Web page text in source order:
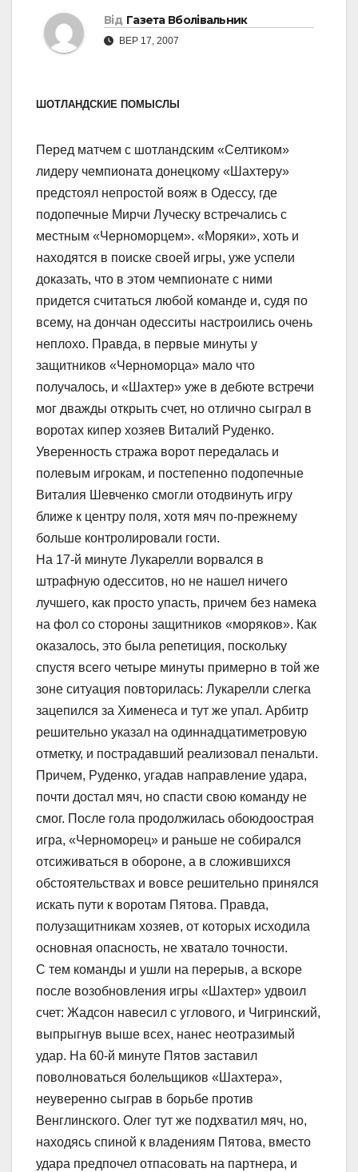
Від Газета Вболівальник
ВЕР 17, 2007
ШОТЛАНДСКИЕ ПОМЫСЛЫ
Перед матчем с шотландским «Селтиком»
лидеру чемпионата донецкому «Шахтеру»
предстоял непростой вояж в Одессу, где
подопечные Мирчи Луческу встречались с
местным «Черноморцем». «Моряки», хоть и
находятся в поиске своей игры, уже успели
доказать, что в этом чемпионате с ними
придется считаться любой команде и, судя по
всему, на дончан одесситы настроились очень
неплохо. Правда, в первые минуты у
защитников «Черноморца» мало что
получалось, и «Шахтер» уже в дебюте встречи
мог дважды открыть счет, но отлично сыграл в
воротах кипер хозяев Виталий Руденко.
Уверенность стража ворот передалась и
полевым игрокам, и постепенно подопечные
Виталия Шевченко смогли отодвинуть игру
ближе к центру поля, хотя мяч по-прежнему
больше контролировали гости.
На 17-й минуте Лукарелли ворвался в
штрафную одесситов, но не нашел ничего
лучшего, как просто упасть, причем без намека
на фол со стороны защитников «моряков». Как
оказалось, это была репетиция, поскольку
спустя всего четыре минуты примерно в той же
зоне ситуация повторилась: Лукарелли слегка
зацепился за Хименеса и тут же упал. Арбитр
решительно указал на одиннадцатиметровую
отметку, и пострадавший реализовал пенальти.
Причем, Руденко, угадав направление удара,
почти достал мяч, но спасти свою команду не
смог. После гола продолжилась обоюдоострая
игра, «Черноморец» и раньше не собирался
отсиживаться в обороне, а в сложившихся
обстоятельствах и вовсе решительно принялся
искать пути к воротам Пятова. Правда,
полузащитникам хозяев, от которых исходила
основная опасность, не хватало точности.
С тем команды и ушли на перерыв, а вскоре
после возобновления игры «Шахтер» удвоил
счет: Жадсон навесил с углового, и Чигринский,
выпрыгнув выше всех, нанес неотразимый
удар. На 60-й минуте Пятов заставил
поволноваться болельщиков «Шахтера»,
неуверенно сыграв в борьбе против
Венглинского. Олег тут же подхватил мяч, но,
находясь спиной к владениям Пятова, вместо
удара предпочел отпасовать на партнера, и